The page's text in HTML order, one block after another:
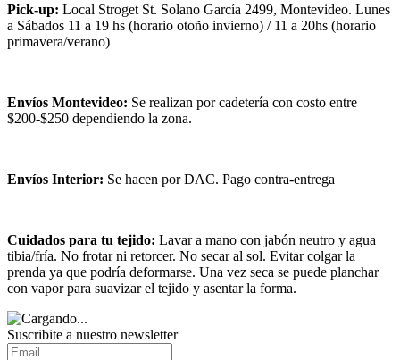
Pick-up: Local Stroget St. Solano García 2499, Montevideo. Lunes
a Sábados 11 a 19 hs (horario otoño invierno) / 11 a 20hs (horario
primavera/verano)
Envíos Montevideo: Se realizan por cadetería con costo entre
$200-$250 dependiendo la zona.
Envíos Interior: Se hacen por DAC. Pago contra-entrega
Cuidados para tu tejido: Lavar a mano con jabón neutro y agua
tibia/fría. No frotar ni retorcer. No secar al sol. Evitar colgar la
prenda ya que podría deformarse. Una vez seca se puede planchar
con vapor para suavizar el tejido y asentar la forma.
Suscribite a nuestro newsletter